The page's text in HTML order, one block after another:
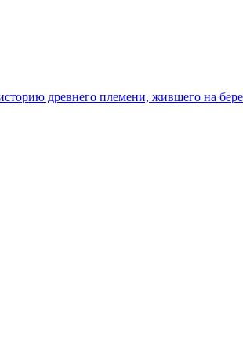
древнего племени, жившего на